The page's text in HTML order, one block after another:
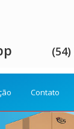
(54)
Contato